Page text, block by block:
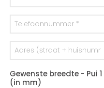
Gewenste breedte - Pui 1
(in mm)